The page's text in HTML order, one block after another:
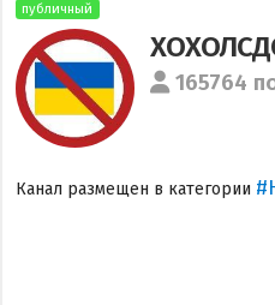
публичный
165764
Канал размещен в категории